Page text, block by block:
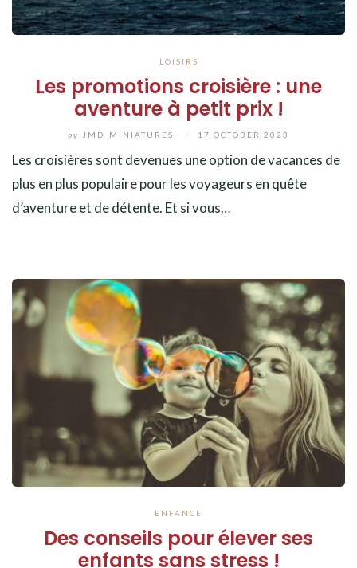
LOISIRS
Les promotions croisière : une
aventure à petit prix !
by JMD_MINIATURES_ 17 OCTOBER 2023
Les croisières sont devenues une option de vacances de
plus en plus populaire pour les voyageurs en quête
d’aventure et de détente. Et si vous…
ENFANCE
Des conseils pour élever ses
enfants sans stress !